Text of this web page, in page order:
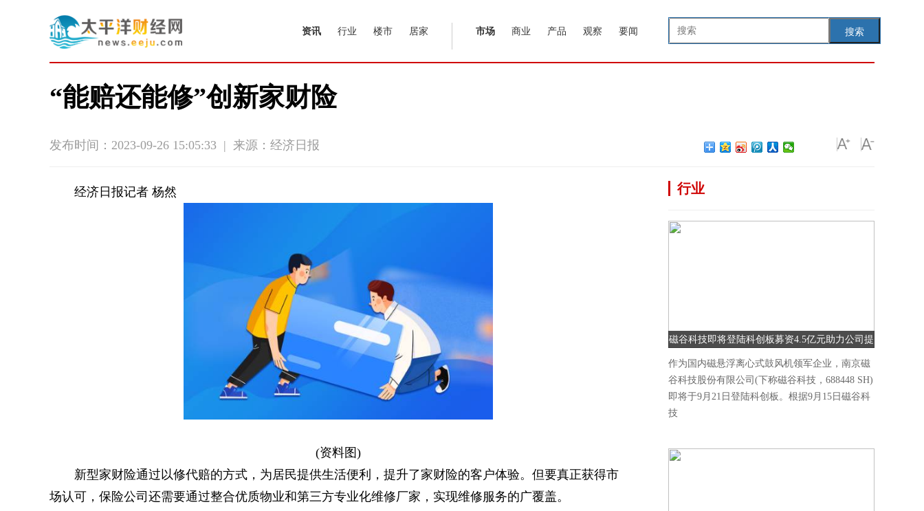
搜索
资讯 行业 楼市 居家 市场 商业 产品 观察 要闻
“能赔还能修”创新家财险
发布时间：2023-09-26 15:05:33 | 来源：经济日报
经济日报记者 杨然
(资料图)
新型家财险通过以修代赔的方式，为居民提供生活便利，提升了家财险的客户体验。但要真正获得市
场认可，保险公司还需要通过整合优质物业和第三方专业化维修厂家，实现维修服务的广覆盖。
行业
磁谷科技即将登陆科创板募资4.5亿元助力公司提
升研发能力
作为国内磁悬浮离心式鼓风机领军企业，南京磁
谷科技股份有限公司(下称磁谷科技，688448 SH)
即将于9月21日登陆科创板。根据9月15日磁谷科
技